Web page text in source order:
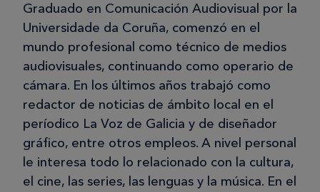
Graduado en Comunicación Audiovisual por la
Universidade da Coruña, comenzó en el
mundo profesional como técnico de medios
audiovisuales, continuando como operario de
cámara. En los últimos años trabajó como
redactor de noticias de ámbito local en el
períodico La Voz de Galicia y de diseñador
gráfico, entre otros empleos. A nivel personal
le interesa todo lo relacionado con la cultura,
el cine, las series, las lenguas y la música. En el